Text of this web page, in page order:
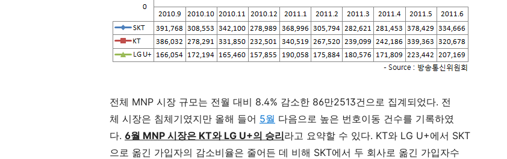
전체 MNP 시장 규모는 전월 대비 8.4% 감소한 86만2513건으로 집계되었다. 전
체 시장은 침체기였지만 올해 들어 5월 다음으로 높은 번호이동 건수를 기록하였
다. 6월 MNP 시장은 KT와 LG U+의 승리라고 요약할 수 있다. KT와 LG U+에서 SKT
으로 옮긴 가입자의 감소비율은 줄어든 데 비해 SKT에서 두 회사로 옮긴 가입자수